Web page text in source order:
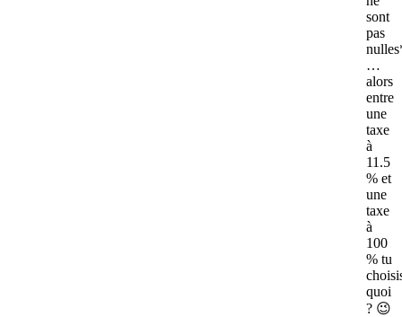
sont
pas
…
alors
entre
une
taxe
à
11.5
% et
une
taxe
à
100
% tu
quoi
? 😉